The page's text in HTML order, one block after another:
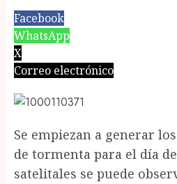
Facebook
WhatsApp
X
Correo electrónico
Se empiezan a generar
de tormenta para el día
satelitales se puede